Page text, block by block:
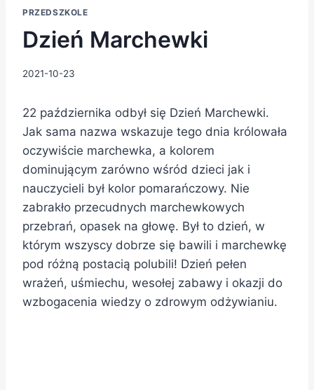
PRZEDSZKOLE
Dzień Marchewki
2021-10-23
22 października odbył się Dzień Marchewki.
Jak sama nazwa wskazuje tego dnia królowała
oczywiście marchewka, a kolorem
dominującym zarówno wśród dzieci jak i
nauczycieli był kolor pomarańczowy. Nie
zabrakło przecudnych marchewkowych
przebrań, opasek na głowę. Był to dzień, w
którym wszyscy dobrze się bawili i marchewkę
pod różną postacią polubili! Dzień pełen
wrażeń, uśmiechu, wesołej zabawy i okazji do
wzbogacenia wiedzy o zdrowym odżywianiu.